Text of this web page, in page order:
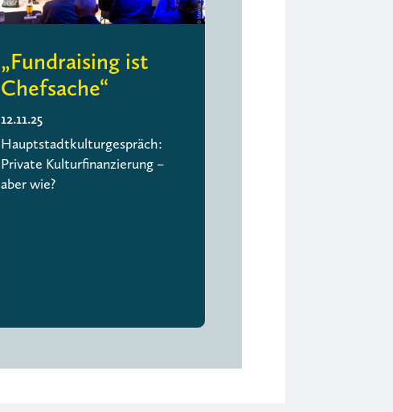
„Fundraising ist
Chefsache“
12.11.25
Hauptstadtkulturgespräch:
Private Kulturfinanzierung –
aber wie?